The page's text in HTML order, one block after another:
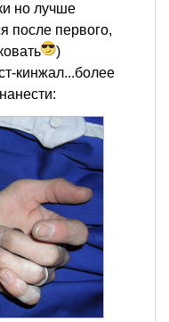
но лучше
после первого,
)
кинжал...более